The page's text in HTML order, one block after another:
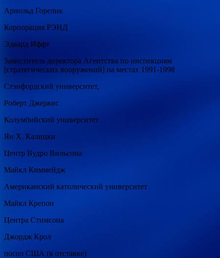
Арнольд Горелик
Корпорация РЭНД
Эдвард Иффт
Заместитель директора Агентства по инспекциям
[стратегических вооружений] на местах 1991-1998
Стэнфордский университет,
Роберт Джервис
Колумбийский университет
Ян Х. Калицки
Центр Вудро Вильсона
Майкл Киммейдж
Американский католический университет
Майкл Крепон
Центра Стимсона
Джордж Крол
посол США (в отставке)